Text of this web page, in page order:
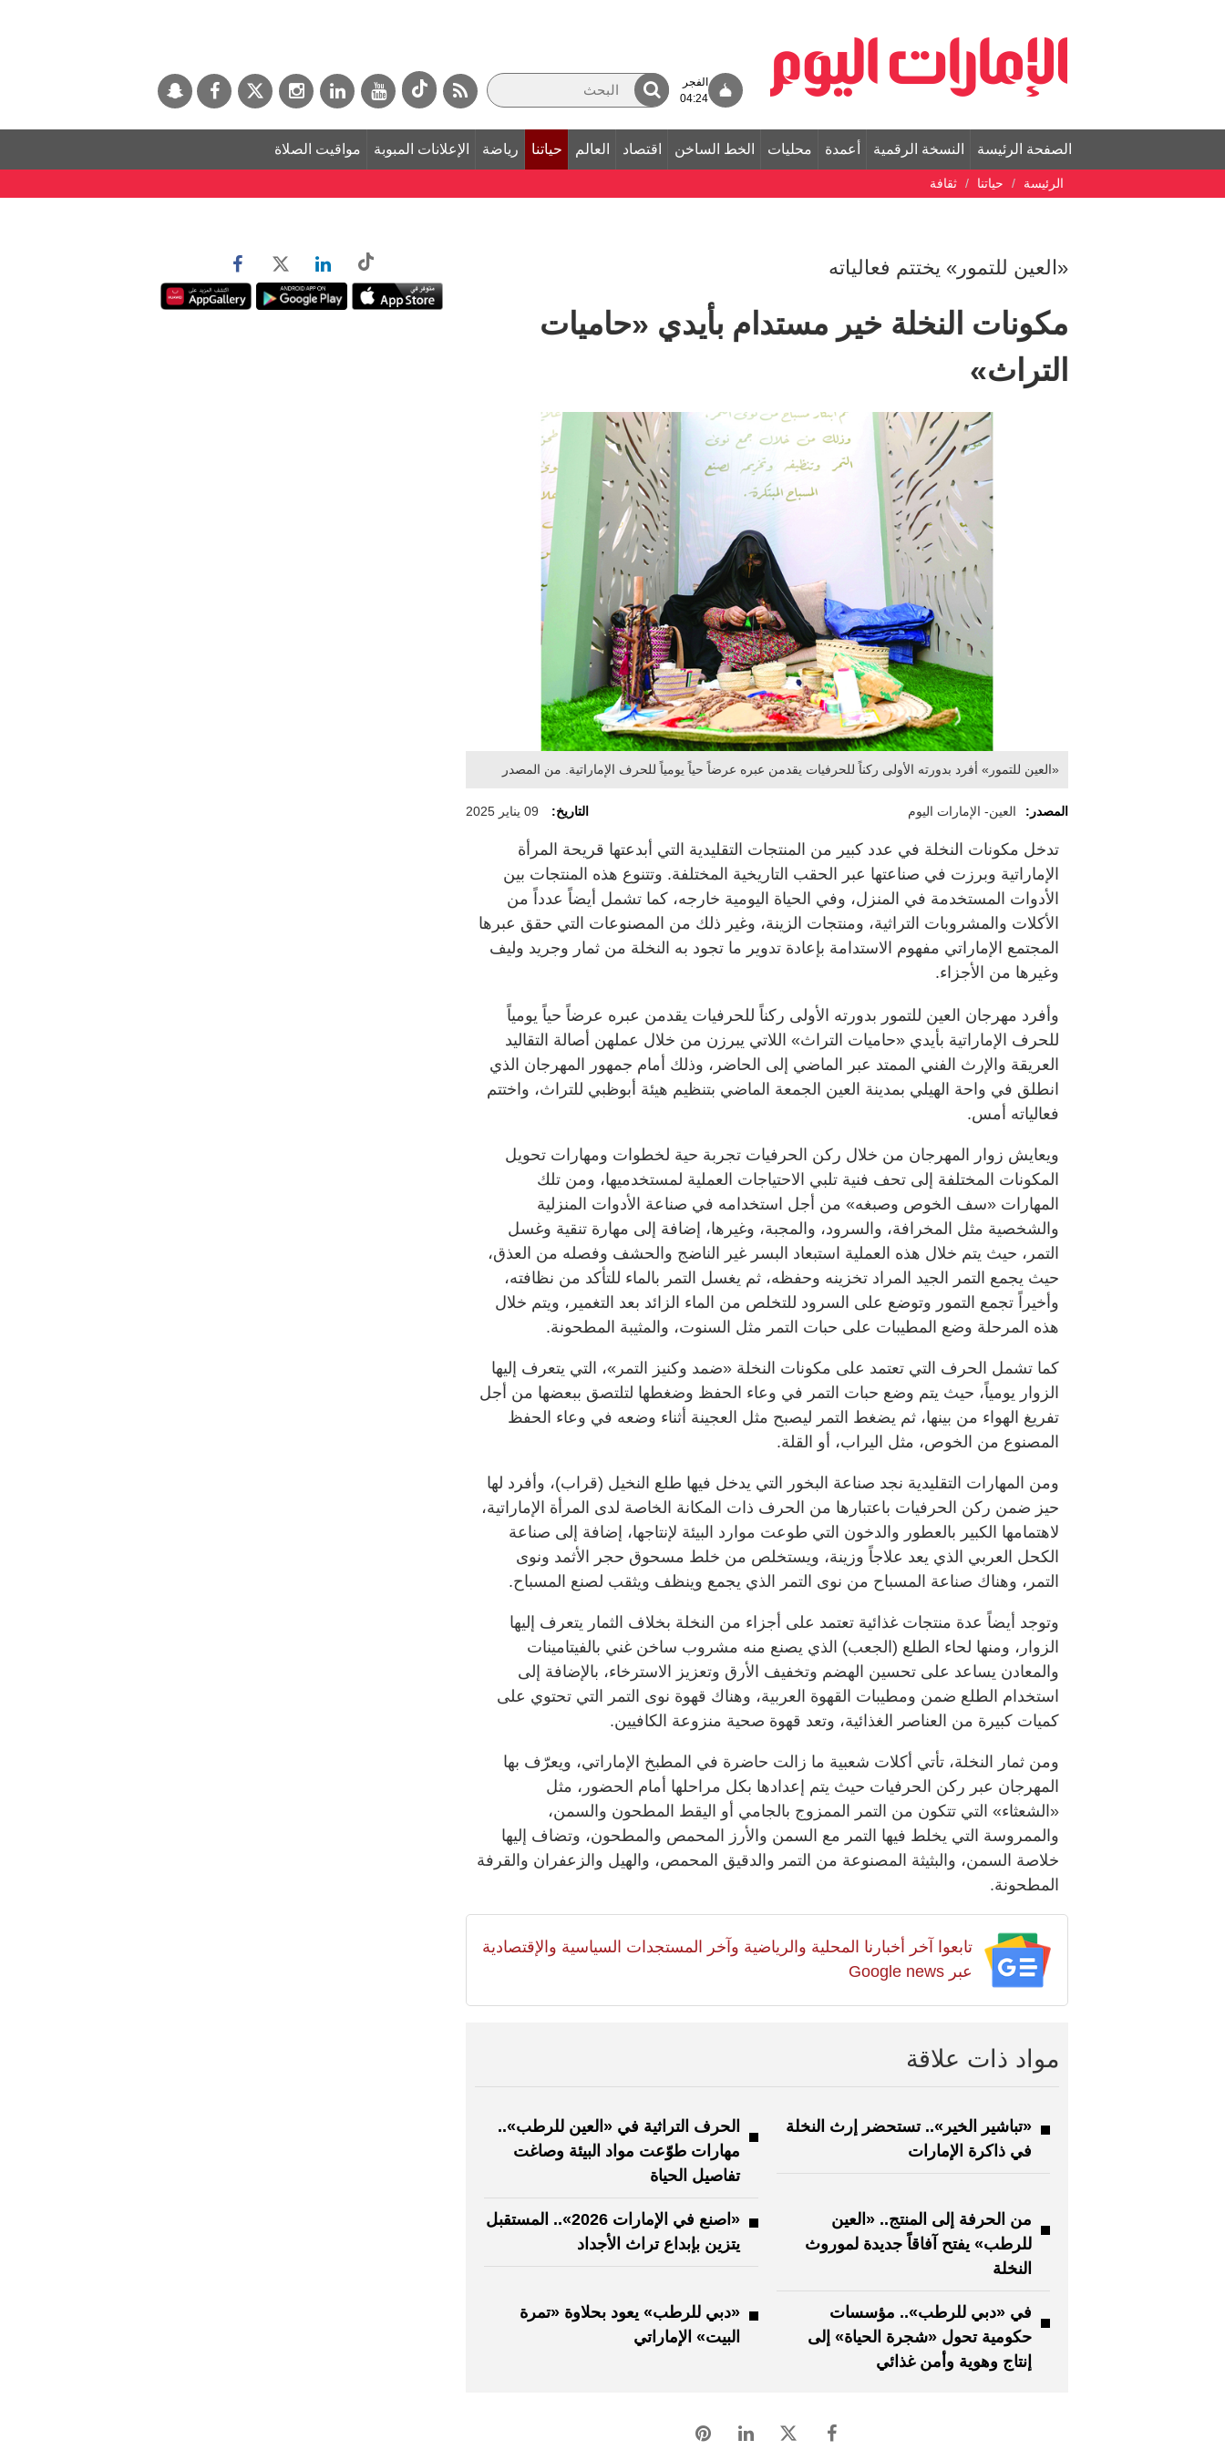
الفجر
04:24
الصفحة الرئيسة النسخة الرقمية أعمدة محليات الخط الساخن اقتصاد العالم حياتنا رياضة الإعلانات المبوبة مواقيت الصلاة
الرئيسة حياتنا ثقافة
«العين للتمور» يختتم فعالياته
مكونات النخلة خير مستدام بأيدي «حاميات
التراث»
«العين للتمور» أفرد بدورته الأولى ركناً للحرفيات يقدمن عبره عرضاً حياً يومياً للحرف الإماراتية. من المصدر
المصدر: العين- الإمارات اليوم التاريخ: 09 يناير 2025
تدخل مكونات النخلة في عدد كبير من المنتجات التقليدية التي أبدعتها قريحة المرأة
الإماراتية وبرزت في صناعتها عبر الحقب التاريخية المختلفة. وتتنوع هذه المنتجات بين
الأدوات المستخدمة في المنزل، وفي الحياة اليومية خارجه، كما تشمل أيضاً عدداً من
الأكلات والمشروبات التراثية، ومنتجات الزينة، وغير ذلك من المصنوعات التي حقق عبرها
المجتمع الإماراتي مفهوم الاستدامة بإعادة تدوير ما تجود به النخلة من ثمار وجريد وليف
وغيرها من الأجزاء.
وأفرد مهرجان العين للتمور بدورته الأولى ركناً للحرفيات يقدمن عبره عرضاً حياً يومياً
للحرف الإماراتية بأيدي «حاميات التراث» اللاتي يبرزن من خلال عملهن أصالة التقاليد
العريقة والإرث الفني الممتد عبر الماضي إلى الحاضر، وذلك أمام جمهور المهرجان الذي
انطلق في واحة الهيلي بمدينة العين الجمعة الماضي بتنظيم هيئة أبوظبي للتراث، واختتم
فعالياته أمس.
ويعايش زوار المهرجان من خلال ركن الحرفيات تجربة حية لخطوات ومهارات تحويل
المكونات المختلفة إلى تحف فنية تلبي الاحتياجات العملية لمستخدميها، ومن تلك
المهارات «سف الخوص وصبغه» من أجل استخدامه في صناعة الأدوات المنزلية
والشخصية مثل المخرافة، والسرود، والمجبة، وغيرها، إضافة إلى مهارة تنقية وغسل
التمر، حيث يتم خلال هذه العملية استبعاد البسر غير الناضج والحشف وفصله من العذق،
حيث يجمع التمر الجيد المراد تخزينه وحفظه، ثم يغسل التمر بالماء للتأكد من نظافته،
وأخيراً تجمع التمور وتوضع على السرود للتخلص من الماء الزائد بعد التغمير، ويتم خلال
هذه المرحلة وضع المطيبات على حبات التمر مثل السنوت، والمثيبة المطحونة.
كما تشمل الحرف التي تعتمد على مكونات النخلة «ضمد وكنيز التمر»، التي يتعرف إليها
الزوار يومياً، حيث يتم وضع حبات التمر في وعاء الحفظ وضغطها لتلتصق ببعضها من أجل
تفريغ الهواء من بينها، ثم يضغط التمر ليصبح مثل العجينة أثناء وضعه في وعاء الحفظ
المصنوع من الخوص، مثل اليراب، أو القلة.
ومن المهارات التقليدية نجد صناعة البخور التي يدخل فيها طلع النخيل (قراب)، وأفرد لها
حيز ضمن ركن الحرفيات باعتبارها من الحرف ذات المكانة الخاصة لدى المرأة الإماراتية،
لاهتمامها الكبير بالعطور والدخون التي طوعت موارد البيئة لإنتاجها، إضافة إلى صناعة
الكحل العربي الذي يعد علاجاً وزينة، ويستخلص من خلط مسحوق حجر الأثمد ونوى
التمر، وهناك صناعة المسباح من نوى التمر الذي يجمع وينظف ويثقب لصنع المسباح.
وتوجد أيضاً عدة منتجات غذائية تعتمد على أجزاء من النخلة بخلاف الثمار يتعرف إليها
الزوار، ومنها لحاء الطلع (الجعب) الذي يصنع منه مشروب ساخن غني بالفيتامينات
والمعادن يساعد على تحسين الهضم وتخفيف الأرق وتعزيز الاسترخاء، بالإضافة إلى
استخدام الطلع ضمن ومطيبات القهوة العربية، وهناك قهوة نوى التمر التي تحتوي على
كميات كبيرة من العناصر الغذائية، وتعد قهوة صحية منزوعة الكافيين.
ومن ثمار النخلة، تأتي أكلات شعبية ما زالت حاضرة في المطبخ الإماراتي، ويعرّف بها
المهرجان عبر ركن الحرفيات حيث يتم إعدادها بكل مراحلها أمام الحضور، مثل
«الشعثاء» التي تتكون من التمر الممزوج بالجامي أو اليقط المطحون والسمن،
والممروسة التي يخلط فيها التمر مع السمن والأرز المحمص والمطحون، وتضاف إليها
خلاصة السمن، والبثيثة المصنوعة من التمر والدقيق المحمص، والهيل والزعفران والقرفة
المطحونة.
تابعوا آخر أخبارنا المحلية والرياضية وآخر المستجدات السياسية والإقتصادية
عبر Google news
مواد ذات علاقة
«تباشير الخير».. تستحضر إرث النخلة
في ذاكرة الإمارات
الحرف التراثية في «العين للرطب»..
مهارات طوّعت مواد البيئة وصاغت
تفاصيل الحياة
من الحرفة إلى المنتج.. «العين
للرطب» يفتح آفاقاً جديدة لموروث
النخلة
«اصنع في الإمارات 2026».. المستقبل
يتزين بإبداع تراث الأجداد
في «دبي للرطب».. مؤسسات
حكومية تحول «شجرة الحياة» إلى
إنتاج وهوية وأمن غذائي
«دبي للرطب» يعود بحلاوة «تمرة
البيت» الإماراتي